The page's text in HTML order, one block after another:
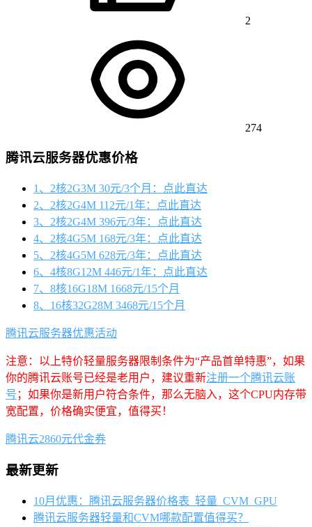
2
274
腾讯云服务器优惠价格
1、2核2G3M 30元/3个月：点此直达
2、2核2G4M 112元/1年：点此直达
3、2核2G4M 396元/3年：点此直达
4、2核4G5M 168元/3年：点此直达
5、2核4G5M 628元/3年：点此直达
6、4核8G12M 446元/1年：点此直达
7、8核16G18M 1668元/15个月
8、16核32G28M 3468元/15个月
腾讯云服务器优惠活动
注意：以上特价轻量服务器限制条件为“产品首单特惠”，如果
你的腾讯云账号已经是老用户，建议重新注册一个腾讯云账
号 ；如果你是新用户符合条件，那么无脑入，这个CPU内存带
宽配置，价格确实便宜，值得买！
腾讯云2860元代金券
最新更新
10月优惠：腾讯云服务器价格表_轻量_CVM_GPU
腾讯云服务器轻量和CVM哪款配置值得买？